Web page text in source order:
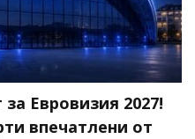
Евровизия 2027!
впечатлени от